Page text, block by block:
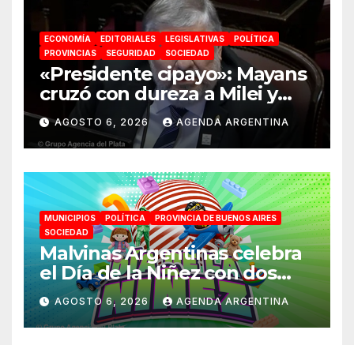
ECONOMÍA EDITORIALES LEGISLATIVAS
POLÍTICA
PROVINCIAS
SEGURIDAD SOCIEDAD
«Presidente cipayo»: Mayans
cruzó con dureza a Milei y
advirtió sobre un juicio
político por traición a la
Patria
AGOSTO 6, 2026 AGENDA ARGENTINA
MUNICIPIOS POLÍTICA
PROVINCIA DE BUENOS AIRES
SOCIEDAD
Malvinas Argentinas celebra
el Día de la Niñez con dos
jornadas de juegos,
espectáculos y actividades
para toda la familia
AGOSTO 6, 2026 AGENDA ARGENTINA